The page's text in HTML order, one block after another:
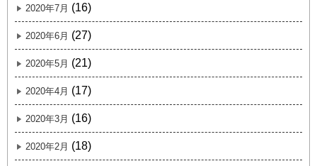
2020年7月 (16)
2020年6月 (27)
2020年5月 (21)
2020年4月 (17)
2020年3月 (16)
2020年2月 (18)